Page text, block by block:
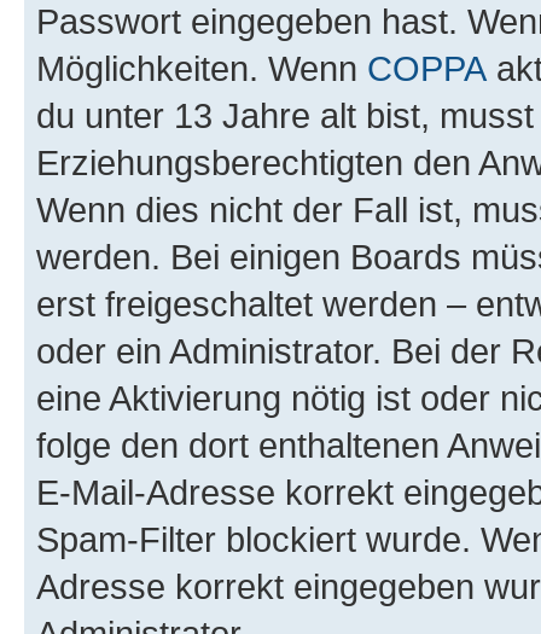
Passwort eingegeben hast.
Möglichkeiten. Wenn COPPA
du unter 13 Jahre alt bist,
Erziehungsberechtigten den
Wenn dies nicht der Fall ist,
werden. Bei einigen Boards
erst freigeschaltet werden –
oder ein Administrator. Bei der
eine Aktivierung nötig ist oder
folge den dort enthaltenen
E-Mail-Adresse korrekt
Spam-Filter blockiert wurde.
Adresse korrekt eingegeben